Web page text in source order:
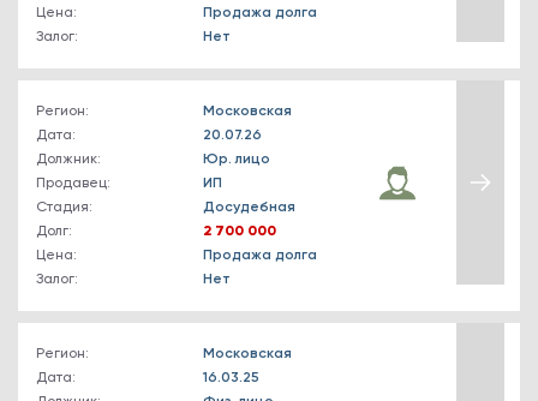
Цена:
Продажа долга
Залог:
Нет
Регион:
Московская
Дата:
20.07.26
Должник:
Юр. лицо
Продавец:
ИП
Стадия:
Досудебная
Долг:
2 700 000
Цена:
Продажа долга
Залог:
Нет
Регион:
Московская
Дата:
16.03.25